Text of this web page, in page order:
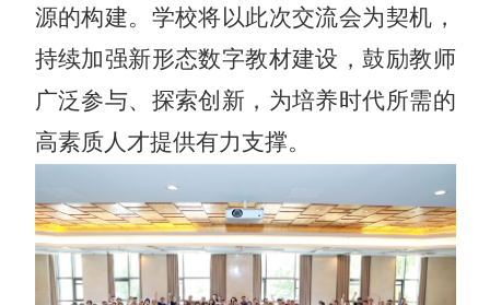
源的构建。学校将以此次交流会为契机，
持续加强新形态数字教材建设，鼓励教师
广泛参与、探索创新，为培养时代所需的
高素质人才提供有力支撑。